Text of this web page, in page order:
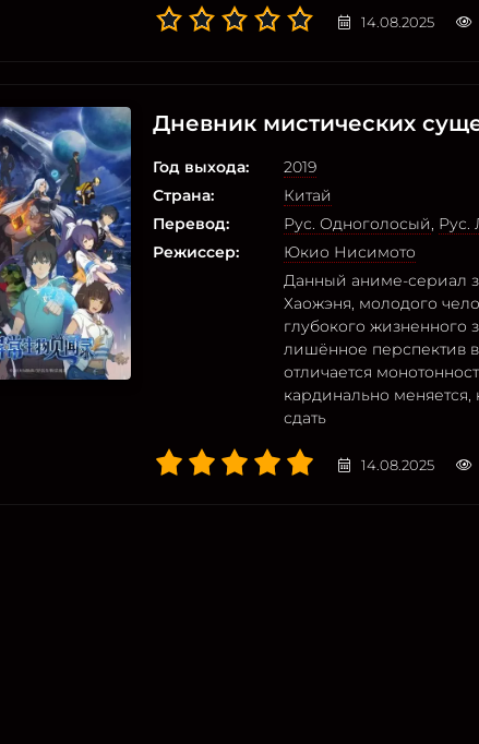
14.08.2025
Дневник мистических
Год выхода:
2019
Страна:
Китай
Перевод:
Рус. Одноголосый, Рус.
Режиссер:
Юкио Нисимото
Данный аниме-сериал
Хаожэня, молодого
глубокого жизненного
лишённое перспектив
отличается
кардинально
сдать
14.08.2025